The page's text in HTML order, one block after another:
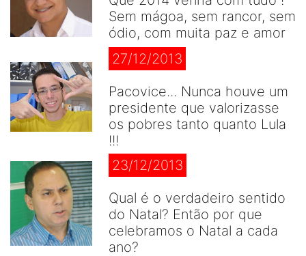
Sem mágoa, sem rancor, sem
ódio, com muita paz e amor
27/12/2013
Pacovice... Nunca houve um
presidente que valorizasse
os pobres tanto quanto Lula
!!!
23/12/2013
Qual é o verdadeiro sentido
do Natal? Então por que
celebramos o Natal a cada
ano?